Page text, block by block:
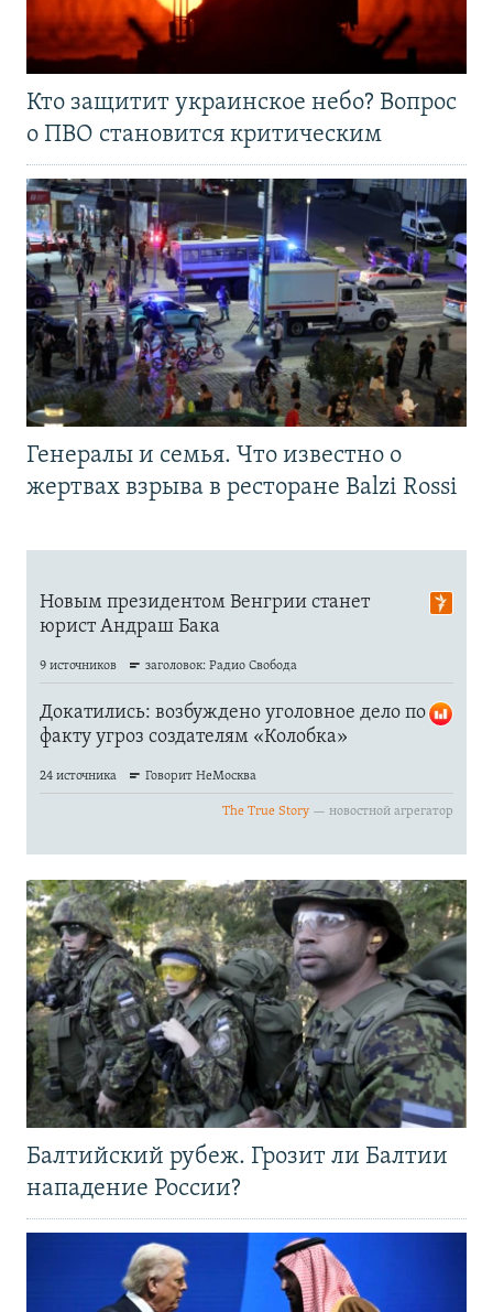
Кто защитит украинское небо? Вопрос
о ПВО становится критическим
Генералы и семья. Что известно о
жертвах взрыва в ресторане Balzi Rossi
Балтийский рубеж. Грозит ли Балтии
нападение России?